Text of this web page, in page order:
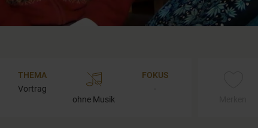
THEMA
Vortrag
ohne Musik
FOKUS
-